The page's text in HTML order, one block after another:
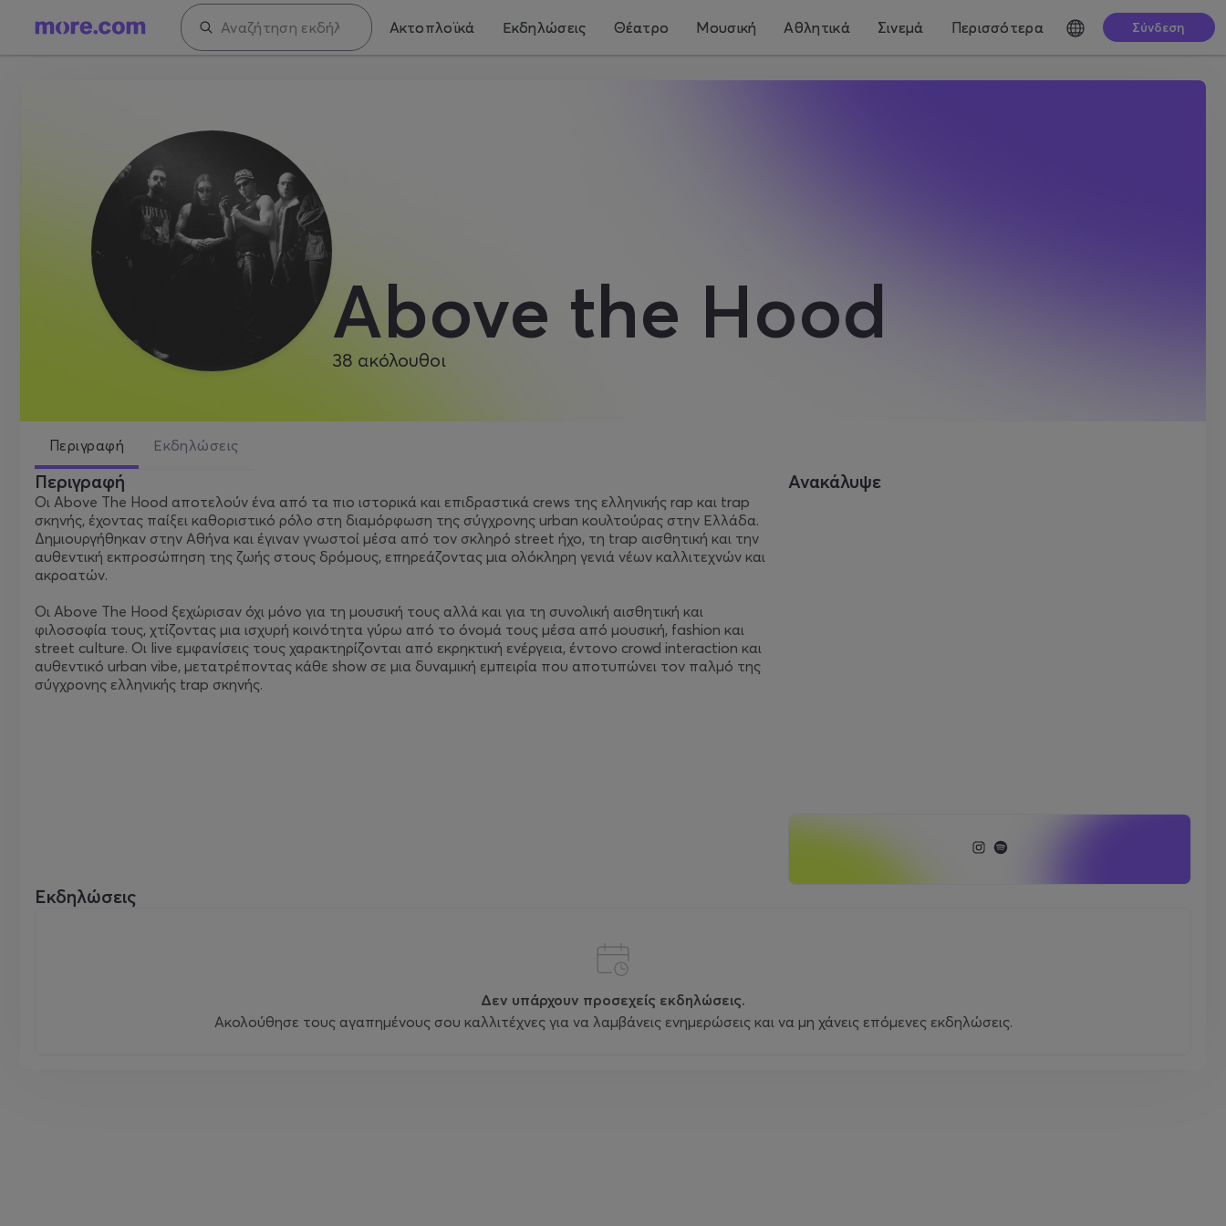
Ακτοπλοϊκά Εκδηλώσεις Θέατρο Μουσική Αθλητικά Σινεμά Περισσότερα Σύνδεση
Above the Hood
38 ακόλουθοι
Περιγραφή Εκδηλώσεις
Περιγραφή
Οι Above The Hood αποτελούν ένα από τα πιο ιστορικά και επιδραστικά crews της ελληνικής rap και trap
σκηνής, έχοντας παίξει καθοριστικό ρόλο στη διαμόρφωση της σύγχρονης urban κουλτούρας στην Ελλάδα.
Δημιουργήθηκαν στην Αθήνα και έγιναν γνωστοί μέσα από τον σκληρό street ήχο, τη trap αισθητική και την
αυθεντική εκπροσώπηση της ζωής στους δρόμους, επηρεάζοντας μια ολόκληρη γενιά νέων καλλιτεχνών και
ακροατών.
Οι Above The Hood ξεχώρισαν όχι μόνο για τη μουσική τους αλλά και για τη συνολική αισθητική και
φιλοσοφία τους, χτίζοντας μια ισχυρή κοινότητα γύρω από το όνομά τους μέσα από μουσική, fashion και
street culture. Οι live εμφανίσεις τους χαρακτηρίζονται από εκρηκτική ενέργεια, έντονο crowd interaction και
αυθεντικό urban vibe, μετατρέποντας κάθε show σε μια δυναμική εμπειρία που αποτυπώνει τον παλμό της
σύγχρονης ελληνικής trap σκηνής.
Ανακάλυψε
Εκδηλώσεις
Δεν υπάρχουν προσεχείς εκδηλώσεις.
Ακολούθησε τους αγαπημένους σου καλλιτέχνες για να λαμβάνεις ενημερώσεις και να μη χάνεις επόμενες εκδηλώσεις.